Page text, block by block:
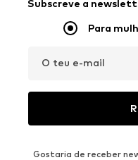
Subscreve a
Para
O teu e-mail
Gostaria de receber